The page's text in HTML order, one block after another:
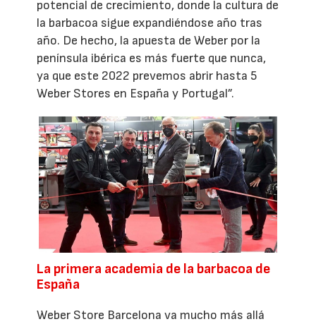
potencial de crecimiento, donde la cultura de
la barbacoa sigue expandiéndose año tras
año. De hecho, la apuesta de Weber por la
península ibérica es más fuerte que nunca,
ya que este 2022 prevemos abrir hasta 5
Weber Stores en España y Portugal”.
La primera academia de la barbacoa de
España
Weber Store Barcelona va mucho más allá